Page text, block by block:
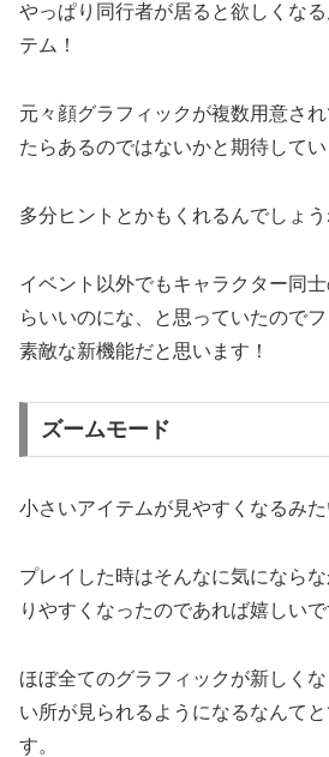
やっぱり同行者が居ると欲しくな
テム！
元々顔グラフィックが複数用意さ
たらあるのではないかと期待してい
多分ヒントとかもくれるんでしょう
イベント以外でもキャラクター同
らいいのにな、と思っていたので
素敵な新機能だと思います！
ズームモード
小さいアイテムが見やすくなるみた
プレイした時はそんなに気になら
りやすくなったのであれば嬉しいで
ほぼ全てのグラフィックが新しく
い所が見られるようになるなんて
す。